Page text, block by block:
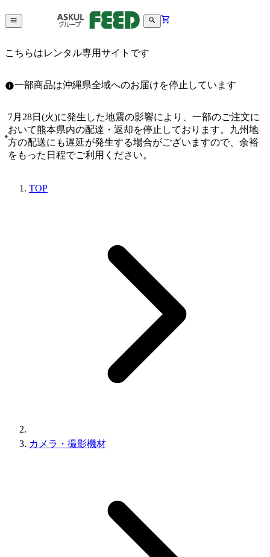
こちらはレンタル専用サイトです
一部商品は沖縄県全域へのお届けを停止しています
7月28日(火)に発生した地震の影響により、一部のご注文に
おいて熊本県内の配達・返却を停止しております。九州地
方の配送にも遅延が発生する場合がございますので、余裕
をもった日程でご利用ください。
TOP
カメラ・撮影機材